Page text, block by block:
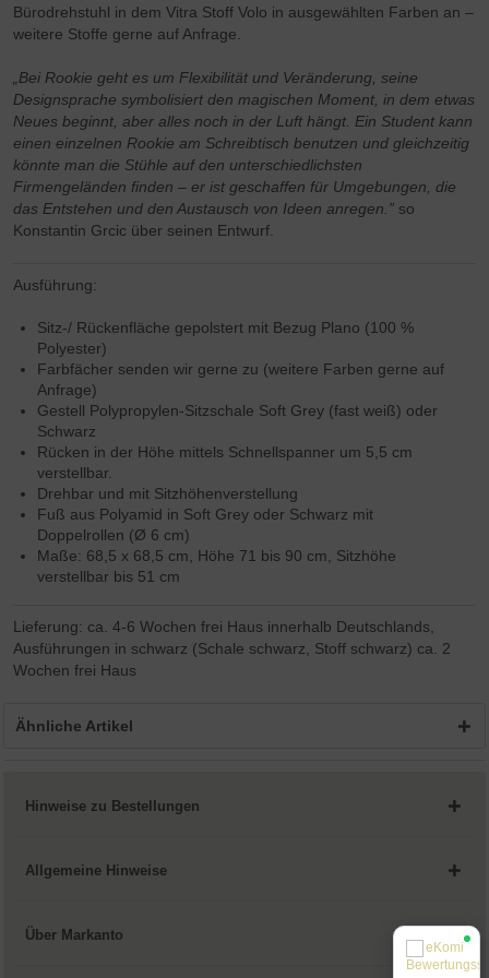
Bürodrehstuhl in dem Vitra Stoff Volo in ausgewählten Farben an –
weitere Stoffe gerne auf Anfrage.
„Bei Rookie geht es um Flexibilität und Veränderung, seine
Designsprache symbolisiert den magischen Moment, in dem etwas
Neues beginnt, aber alles noch in der Luft hängt. Ein Student kann
einen einzelnen Rookie am Schreibtisch benutzen und gleichzeitig
könnte man die Stühle auf den unterschiedlichsten
Firmengeländen finden – er ist geschaffen für Umgebungen, die
das Entstehen und den Austausch von Ideen anregen.” so
Konstantin Grcic über seinen Entwurf.
Ausführung:
Sitz-/ Rückenfläche gepolstert mit Bezug Plano (100 %
Polyester)
Farbfächer senden wir gerne zu (weitere Farben gerne auf
Anfrage)
Gestell Polypropylen-Sitzschale Soft Grey (fast weiß) oder
Schwarz
Rücken in der Höhe mittels Schnellspanner um 5,5 cm
verstellbar.
Drehbar und mit Sitzhöhenverstellung
Fuß aus Polyamid in Soft Grey oder Schwarz mit
Doppelrollen (Ø 6 cm)
Maße: 68,5 x 68,5 cm, Höhe 71 bis 90 cm, Sitzhöhe
verstellbar bis 51 cm
Lieferung: ca. 4-6 Wochen frei Haus innerhalb Deutschlands,
Ausführungen in schwarz (Schale schwarz, Stoff schwarz) ca. 2
Wochen frei Haus
Ähnliche Artikel
Hinweise zu Bestellungen
Allgemeine Hinweise
Über Markanto